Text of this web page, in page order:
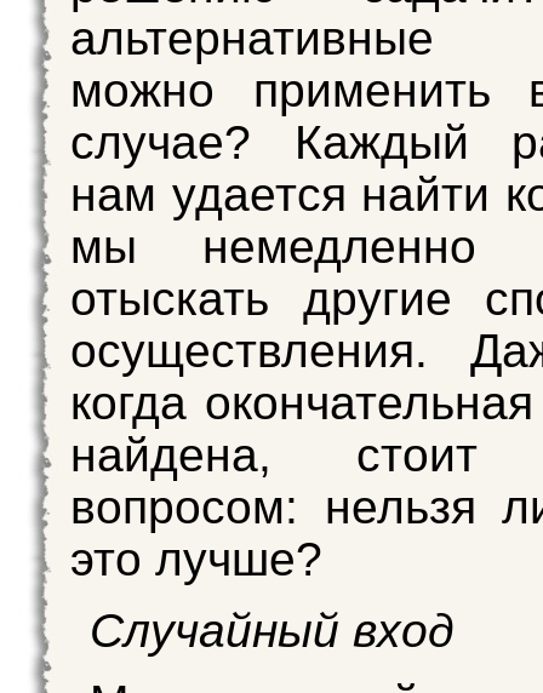
можно применить
случае? Каждый
нам удается найти
мы немедленно
отыскать другие
осуществления.
когда
найдена, стоит
вопросом: нельзя
это лучше?
Случайный вход